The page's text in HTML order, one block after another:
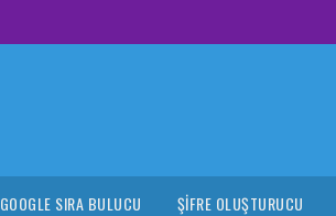
GOOGLE SIRA BULUCU ŞIFRE OLUŞTURUCU